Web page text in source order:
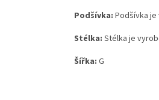
Podšívka: Podšívka
Stélka: Stélka je
Šířka: G